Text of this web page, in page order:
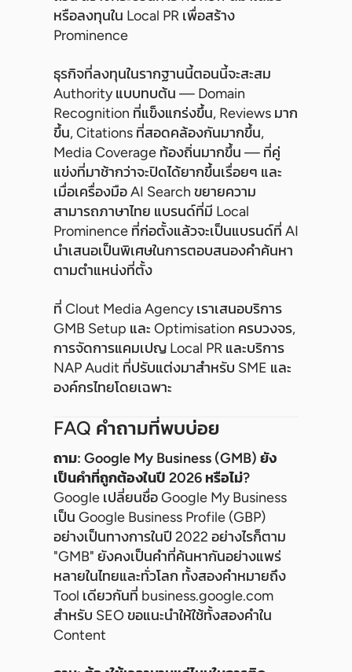
หรือลงทุนใน Local PR เพื่อสร้าง
Prominence
ธุรกิจที่ลงทุนในรากฐานนี้ตอนนี้จะสะสม
Authority แบบทบต้น — Domain
Recognition ที่แข็งแกร่งขึ้น, Reviews มาก
ขึ้น, Citations ที่สอดคล้องกันมากขึ้น,
Media Coverage ท้องถิ่นมากขึ้น — ที่คู่
แข่งที่มาช้ากว่าจะปิดได้ยากขึ้นเรื่อยๆ และ
เมื่อเครื่องมือ AI Search ขยายความ
สามารถภาษาไทย แบรนด์ที่มี Local
Prominence ที่ก่อตั้งแล้วจะเป็นแบรนด์ที่ AI
นำเสนอเป็นพิเศษในการตอบสนองคำค้นหา
ตามตำแหน่งที่ตั้ง
ที่ Clout Media Agency เราเสนอบริการ
GMB Setup และ Optimisation ครบวงจร,
การจัดการแคมเปญ Local PR และบริการ
NAP Audit ที่ปรับแต่งมาสำหรับ SME และ
องค์กรไทยโดยเฉพาะ
FAQ คำถามที่พบบ่อย
ถาม: Google My Business (GMB) ยัง
เป็นคำที่ถูกต้องในปี 2026 หรือไม่?
Google เปลี่ยนชื่อ Google My Business
เป็น Google Business Profile (GBP)
อย่างเป็นทางการในปี 2022 อย่างไรก็ตาม
"GMB" ยังคงเป็นคำที่ค้นหากันอย่างแพร่
หลายในไทยและทั่วโลก ทั้งสองคำหมายถึง
Tool เดียวกันที่ business.google.com
สำหรับ SEO ขอแนะนำให้ใช้ทั้งสองคำใน
Content